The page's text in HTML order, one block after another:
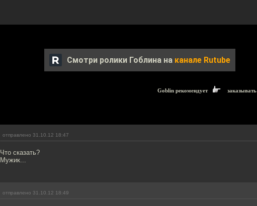
Смотри ролики Гоблина на канале Rutube
Goblin рекомендует заказывать
отправлено 31.10.12 18:47
Что сказать?
Мужик...
отправлено 31.10.12 18:49